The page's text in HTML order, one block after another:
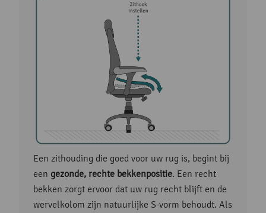
Een zithouding die goed voor uw rug is, begint bij
een gezonde, rechte bekkenpositie. Een recht
bekken zorgt ervoor dat uw rug recht blijft en de
wervelkolom zijn natuurlijke S-vorm behoudt. Als